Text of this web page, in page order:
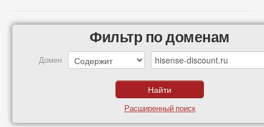
Фильтр по доменам
Домен
Расширенный поиск